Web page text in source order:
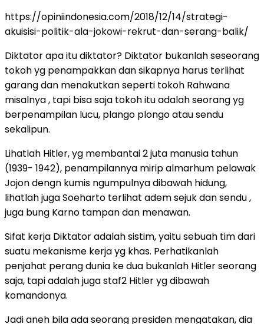
https://opiniindonesia.com/2018/12/14/strategi-
akuisisi-politik-ala-jokowi-rekrut-dan-serang-balik/
Diktator apa itu diktator? Diktator bukanlah seseorang
tokoh yg penampakkan dan sikapnya harus terlihat
garang dan menakutkan seperti tokoh Rahwana
misalnya , tapi bisa saja tokoh itu adalah seorang yg
berpenampilan lucu, plango plongo atau sendu
sekalipun.
Lihatlah Hitler, yg membantai 2 juta manusia tahun
(1939- 1942), penampilannya mirip almarhum pelawak
Jojon dengn kumis ngumpulnya dibawah hidung,
lihatlah juga Soeharto terlihat adem sejuk dan sendu ,
juga bung Karno tampan dan menawan.
Sifat kerja Diktator adalah sistim, yaitu sebuah tim dari
suatu mekanisme kerja yg khas. Perhatikanlah
penjahat perang dunia ke dua bukanlah Hitler seorang
saja, tapi adalah juga staf2 Hitler yg dibawah
komandonya.
Jadi aneh bila ada seorang presiden mengatakan, dia